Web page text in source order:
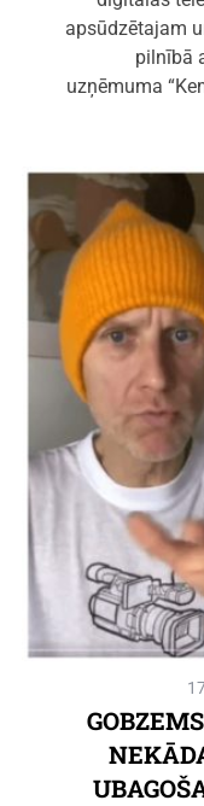
apsūdzētajam
pilnībā
uzņēmuma